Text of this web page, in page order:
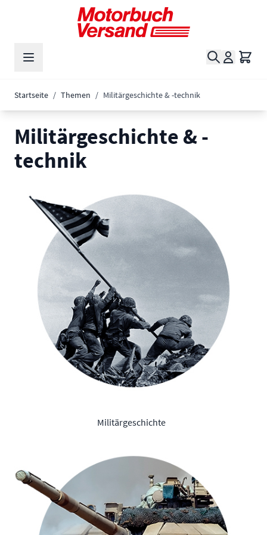
Zum Inhalt springen
Suche
Startseite / Themen / Militärgeschichte & -technik
Militärgeschichte & -
technik
Militärgeschichte